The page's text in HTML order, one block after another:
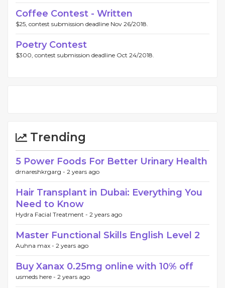
Coffee Contest - Written
$25, contest submission deadline Nov 26/2018.
Poetry Contest
$300, contest submission deadline Oct 24/2018.
Trending
5 Power Foods For Better Urinary Health
drnareshkrgarg - 2 years ago
Hair Transplant in Dubai: Everything You
Need to Know
Hydra Facial Treatment - 2 years ago
Master Functional Skills English Level 2
Auhna max - 2 years ago
Buy Xanax 0.25mg online with 10% off
usmeds here - 2 years ago